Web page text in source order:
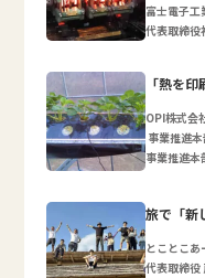
富士電子工
代表取締役
「熱を
OPI株式会
事業推進
事業推進
旅で「新
とことこ
代表取締役